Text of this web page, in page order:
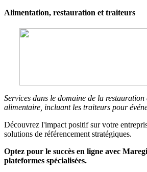
Alimentation, restauration et traiteurs
Services dans le domaine de la
alimentaire, incluant les traiteurs pour
Découvrez l'impact positif sur votre
solutions de référencement stratégiques.
Optez pour le succès en ligne avec
plateformes spécialisées.